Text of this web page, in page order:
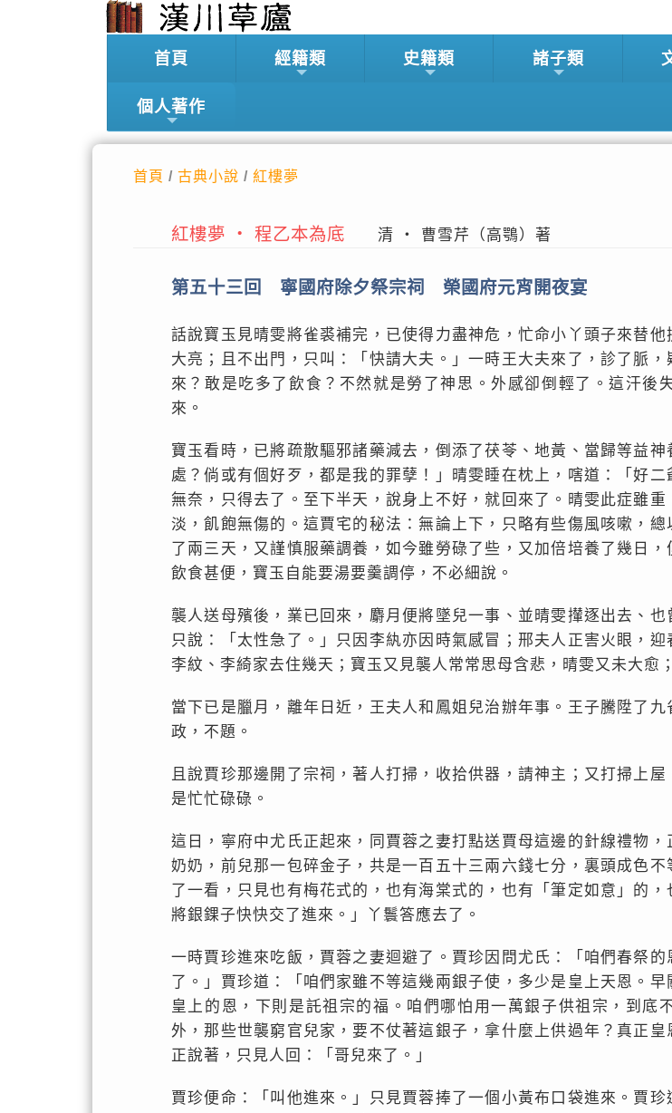
首頁 經籍類 史籍類 諸子類
個人著作
首頁 / 古典小說 / 紅樓夢
紅樓夢 ‧ 程乙本為底 清 ‧ 曹雪芹（高鶚）著
第五十三回 寧國府除夕祭宗祠 榮國府元宵開夜宴
話說寶玉見晴雯將雀裘補完，已使得力盡神危，忙命小丫頭子來替
大亮；且不出門，只叫：「快請大夫。」一時王大夫來了，診了脈
來？敢是吃多了飲食？不然就是勞了神思。外感卻倒輕了。這汗後
來。
寶玉看時，已將疏散驅邪諸藥減去，倒添了茯苓、地黃、當歸等益
處？倘或有個好歹，都是我的罪孽！」晴雯睡在枕上，嗐道：「好
無奈，只得去了。至下半天，說身上不好，就回來了。晴雯此症雖
淡，飢飽無傷的。這賈宅的秘法：無論上下，只略有些傷風咳嗽，
了兩三天，又謹慎服藥調養，如今雖勞碌了些，又加倍培養了幾日
飲食甚便，寶玉自能要湯要羹調停，不必細說。
襲人送母殯後，業已回來，麝月便將墜兒一事、並晴雯攆逐出去、
只說：「太性急了。」只因李紈亦因時氣感冒；邢夫人正害火眼，
李紋、李綺家去住幾天；寶玉又見襲人常常思母含悲，晴雯又未大愈
當下已是臘月，離年日近，王夫人和鳳姐兒治辦年事。王子騰陞了
政，不題。
且說賈珍那邊開了宗祠，著人打掃，收拾供器，請神主；又打掃上
是忙忙碌碌。
這日，寧府中尤氏正起來，同賈蓉之妻打點送賈母這邊的針線禮物
奶奶，前兒那一包碎金子，共是一百五十三兩六錢七分，裏頭成色
了一看，只見也有梅花式的，也有海棠式的，也有「筆定如意」的
將銀錁子快快交了進來。」丫鬟答應去了。
一時賈珍進來吃飯，賈蓉之妻迴避了。賈珍因問尤氏：「咱們春祭
了。」賈珍道：「咱們家雖不等這幾兩銀子使，多少是皇上天恩。
皇上的恩，下則是託祖宗的福。咱們哪怕用一萬銀子供祖宗，到底
外，那些世襲窮官兒家，要不仗著這銀子，拿什麼上供過年？真正
正說著，只見人回：「哥兒來了。」
賈珍便命：「叫他進來。」只見賈蓉捧了一個小黃布口袋進來。賈